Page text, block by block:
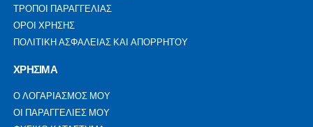
ΤΡΟΠΟΙ ΠΑΡΑΓΓΕΛΙΑΣ
ΟΡΟΙ ΧΡΗΣΗΣ
ΠΟΛΙΤΙΚΗ ΑΣΦΑΛΕΙΑΣ ΚΑΙ ΑΠΟΡΡΗΤΟΥ
ΧΡΗΣΙΜΑ
Ο ΛΟΓΑΡΙΑΣΜΟΣ ΜΟΥ
ΟΙ ΠΑΡΑΓΓΕΛΙΕΣ ΜΟΥ